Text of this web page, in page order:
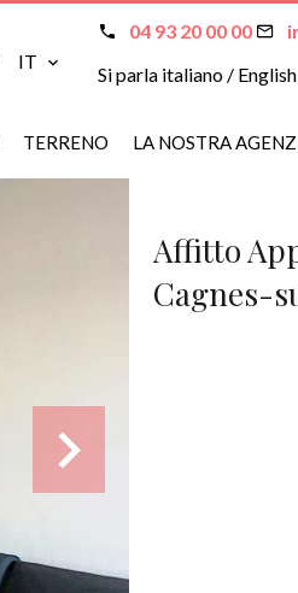
IT
04 93 20 00 00
Si parla italiano /
TERRENO LA NOSTRA
Affitto
Cagnes-